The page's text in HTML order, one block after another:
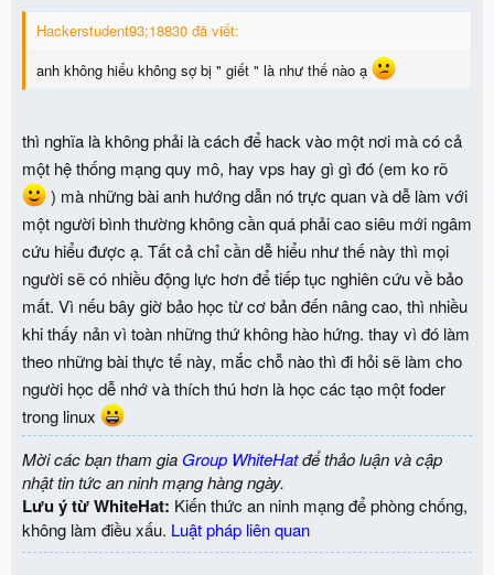
Hackerstudent93;18830 đã viết:
anh không hiểu không sợ bị " giết " là như thế nào ạ
thì nghĩa là không phải là cách để hack vào một nơi mà có cả
một hệ thống mạng quy mô, hay vps hay gì gì đó (em ko rõ
) mà những bài anh hướng dẫn nó trực quan và dễ làm với
một người bình thường không cần quá phải cao siêu mới ngâm
cứu hiểu được ạ. Tất cả chỉ cần dễ hiểu như thế này thì mọi
người sẽ có nhiều động lực hơn để tiếp tục nghiên cứu về bảo
mất. Vì nếu bây giờ bảo học từ cơ bản đến nâng cao, thì nhiều
khi thấy nản vì toàn những thứ không hào hứng. thay vì đó làm
theo những bài thực tế này, mắc chỗ nào thì đi hỏi sẽ làm cho
người học dễ nhớ và thích thú hơn là học các tạo một foder
trong linux
Mời các bạn tham gia Group WhiteHatđể thảo luận và cập
nhật tin tức an ninh mạng hàng ngày.
Lưu ý từ WhiteHat: Kiến thức an ninh mạng để phòng chống,
không làm điều xấu. Luật pháp liên quan